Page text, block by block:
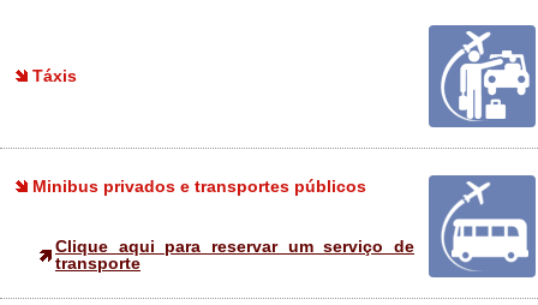
Táxis
Minibus privados e transportes públicos
Clique aqui para reservar um serviço de
transporte